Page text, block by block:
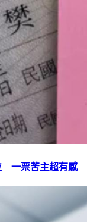
一票苦主超有感